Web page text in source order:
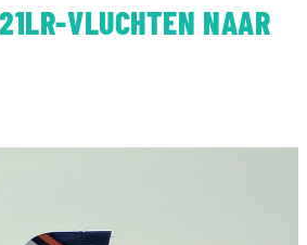
VLUCHTEN NAAR